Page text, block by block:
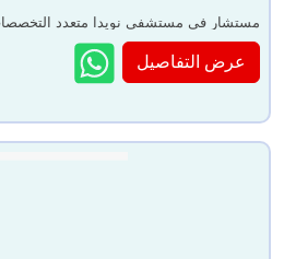
مستشار في مستشفى نويدا متعدد التخصصات مع +10 سنوات
عرض التفاصيل